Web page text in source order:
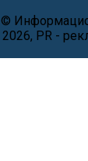
PR -